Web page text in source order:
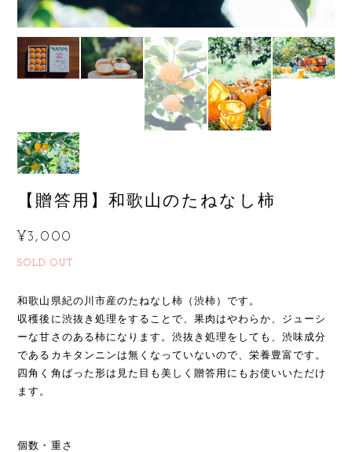
【贈答用】和歌山のたねなし柿
¥3,000
SOLD OUT
和歌山県紀の川市産のたねなし柿（渋柿）です。
収穫後に渋抜き処理をすることで、果肉はやわらか、ジューシ
ーな甘さのある柿になります。渋抜き処理をしても、渋味成分
であるカキタンニンは無くなっていないので、栄養豊富です。
四角く角ばった形は見た目も美しく贈答用にもお使いいただけ
ます。
個数・重さ